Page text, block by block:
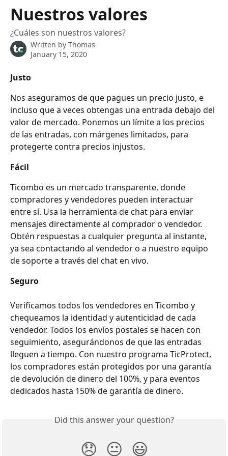
Nuestros valores
¿Cuáles son nuestros valores?
Written by Thomas
January 15, 2020
Justo
Nos aseguramos de que pagues un precio justo, e
incluso que a veces obtengas una entrada debajo del
valor de mercado. Ponemos un límite a los precios
de las entradas, con márgenes limitados, para
protegerte contra precios injustos.
Fácil
Ticombo es un mercado transparente, donde
compradores y vendedores pueden interactuar
entre sí. Usa la herramienta de chat para enviar
mensajes directamente al comprador o vendedor.
Obtén respuestas a cualquier pregunta al instante,
ya sea contactando al vendedor o a nuestro equipo
de soporte a través del chat en vivo.
Seguro
Verificamos todos los vendedores en Ticombo y
chequeamos la identidad y autenticidad de cada
vendedor. Todos los envíos postales se hacen con
seguimiento, asegurándonos de que las entradas
lleguen a tiempo. Con nuestro programa TicProtect,
los compradores están protegidos por una garantía
de devolución de dinero del 100%, y para eventos
dedicados hasta 150% de garantía de dinero.
Did this answer your question?
😞 😐 😃